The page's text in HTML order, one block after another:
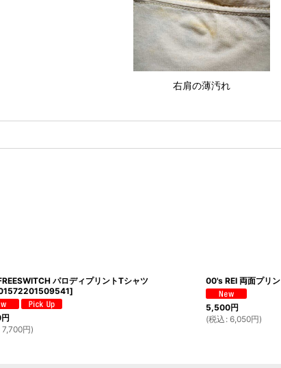
右肩の薄汚れ
パロディプリントTシャツ
]
円
7,700円)
00's REI 両面プリ
5,500円
(税込 : 6,050円)